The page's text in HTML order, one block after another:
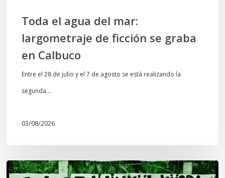
Toda el agua del mar:
largometraje de ficción se graba
en Calbuco
Entre el 28 de julio y el 7 de agosto se está realizando la
segunda…
03/08/2026
Lof